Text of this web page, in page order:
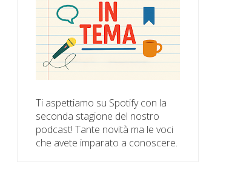
Ti aspettiamo su Spotify con la
seconda stagione del nostro
podcast! Tante novità ma le voci
che avete imparato a conoscere.